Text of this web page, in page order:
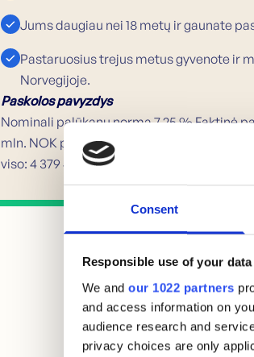
Consent
Responsible use of your data
We and our 1022 partners
and access information on
audience research and
privacy choices are only
Jums daugiau nei 18 metų ir gaunate
Pastaruosius trejus metus gyvenote ir
Norvegijoje.
Paskolos pavyzdys
Nominali palūkanų norma 7,25 % Faktinė
mln. NOK paskola, 25 metų laikotarpiui.
viso: 4 379 431 NOK